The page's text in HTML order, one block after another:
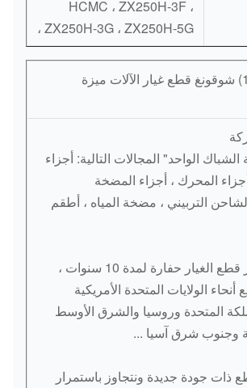
HCMC ، ZX250H-3F ،
ZX250H-3G ، ZX250H-5G ،
ميزة الشركة (1) شوقونغ قطع غيار الآلات ميزة
الواحد" المجالات التالية: أجزاء
المحرك ، أجزاء المضخة
التربيني ، مضخة المياه ، أطقم
2. لقد تم تصدير قطع الغيار حفارة لمدة 10 سنوات ،
الولايات المتحدة الأمريكية
المتحدة وروسيا والشرق الأوسط
وجنوب شرق آسيا ...
ذات جودة جديدة ونتجاوز باستمرار